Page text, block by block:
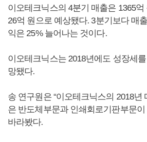
이오테크닉스의 4분기 매출은 1365억
26억 원으로 예상됐다. 3분기보다 매
익은 25% 늘어나는 것이다.
이오테크닉스는 2018년에도 성장세
망됐다.
송 연구원은 “이오테크닉스의 2018년
은 반도체부문과 인쇄회로기판부문이
바라봤다.